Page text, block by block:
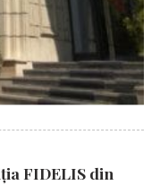
FIDELIS din